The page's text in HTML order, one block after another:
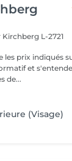
Kirchberg L-2721
les prix indiqués
et
de...
(Visage)